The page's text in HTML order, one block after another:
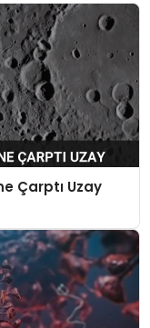
Çarptı Uzay